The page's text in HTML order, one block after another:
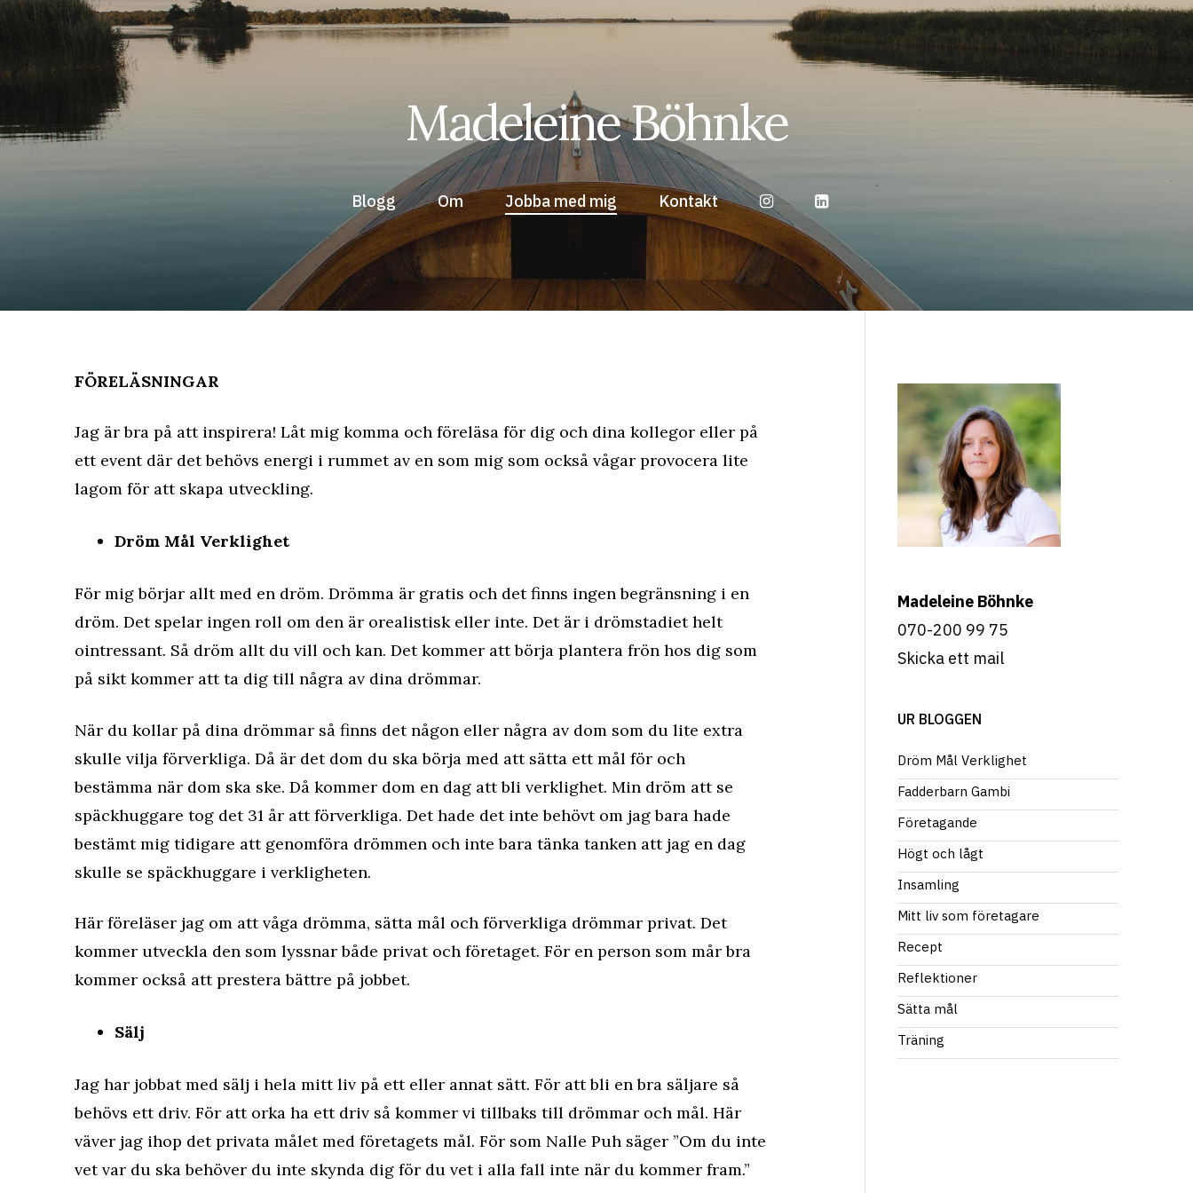
Hoppa
innehåll
Madeleine Böhnke
Blogg Om Jobba med mig Kontakt
FÖRELÄSNINGAR
Jag är bra på att inspirera! Låt mig komma och föreläsa för dig och dina kollegor eller på
ett event där det behövs energi i rummet av en som mig som också vågar provocera lite
lagom för att skapa utveckling.
Dröm Mål Verklighet
För mig börjar allt med en dröm. Drömma är gratis och det finns ingen begränsning i en
dröm. Det spelar ingen roll om den är orealistisk eller inte. Det är i drömstadiet helt
ointressant. Så dröm allt du vill och kan. Det kommer att börja plantera frön hos dig som
på sikt kommer att ta dig till några av dina drömmar.
När du kollar på dina drömmar så finns det någon eller några av dom som du lite extra
skulle vilja förverkliga. Då är det dom du ska börja med att sätta ett mål för och
bestämma när dom ska ske. Då kommer dom en dag att bli verklighet. Min dröm att se
späckhuggare tog det 31 år att förverkliga. Det hade det inte behövt om jag bara hade
bestämt mig tidigare att genomföra drömmen och inte bara tänka tanken att jag en dag
skulle se späckhuggare i verkligheten.
Här föreläser jag om att våga drömma, sätta mål och förverkliga drömmar privat. Det
kommer utveckla den som lyssnar både privat och företaget. För en person som mår bra
kommer också att prestera bättre på jobbet.
Sälj
Jag har jobbat med sälj i hela mitt liv på ett eller annat sätt. För att bli en bra säljare så
behövs ett driv. För att orka ha ett driv så kommer vi tillbaks till drömmar och mål. Här
väver jag ihop det privata målet med företagets mål. För som Nalle Puh säger ”Om du inte
vet var du ska behöver du inte skynda dig för du vet i alla fall inte när du kommer fram.”
Madeleine Böhnke
070-200 99 75
Skicka ett mail
UR BLOGGEN
Dröm Mål Verklighet
Fadderbarn Gambi
Företagande
Högt och lågt
Insamling
Mitt liv som företagare
Recept
Reflektioner
Sätta mål
Träning